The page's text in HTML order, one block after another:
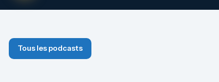
Tous les podcasts